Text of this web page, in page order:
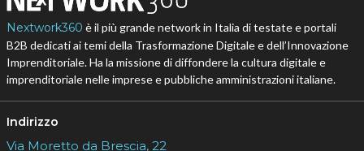
Nextwork360 è il più grande network in Italia di testate e portali
B2B dedicati ai temi della Trasformazione Digitale e dell’Innovazione
Imprenditoriale. Ha la missione di diffondere la cultura digitale e
imprenditoriale nelle imprese e pubbliche amministrazioni italiane.
Indirizzo
Via Moretto da Brescia, 22